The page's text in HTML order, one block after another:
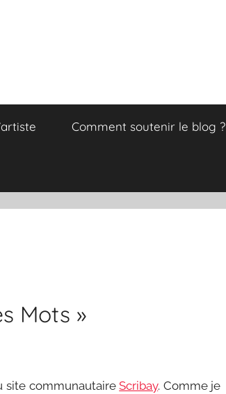
Comment soutenir le blog ?
Mots »
site communautaireScribay. Comme je